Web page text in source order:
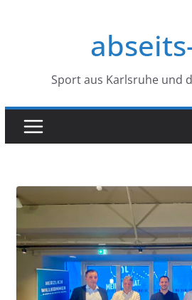
Sport aus Karlsruhe und